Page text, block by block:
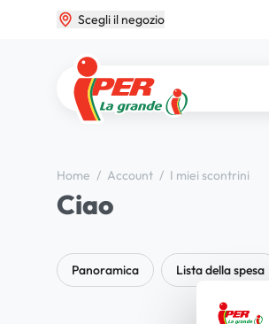
Scegli il negozio
Home / Account / I miei scontrini
Ciao
Panoramica Lista della spesa